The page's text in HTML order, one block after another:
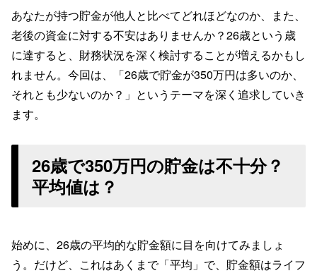
あなたが持つ貯金が他人と比べてどれほどなのか、また、
老後の資金に対する不安はありませんか？26歳という歳
に達すると、財務状況を深く検討することが増えるかもし
れません。今回は、「26歳で貯金が350万円は多いのか、
それとも少ないのか？」というテーマを深く追求していき
ます。
26歳で350万円の貯金は不十分？
平均値は？
始めに、26歳の平均的な貯金額に目を向けてみましょ
う。だけど、これはあくまで「平均」で、貯金額はライフ